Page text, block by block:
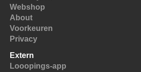
Webshop
About
Voorkeuren
Privacy
Extern
Looopings-app